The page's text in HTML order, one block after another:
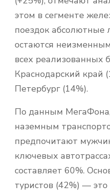
этом в сегменте
поездок абсолютные
остаются
всех реализованных
Краснодарский край
Петербург (14%).
По данным
наземным
предпочитают
ключевых
составляет 60%.
туристов (42%) —